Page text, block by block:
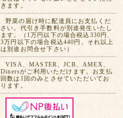
きます。
野菜の届け時に配達員にお支払くだ
さい。代引き手数料が別途発生いたし
ます。（1万円以下の場合税込330円、
3万円以下の場合税込440円。それ以上
は別途お問合せ下さい）
VISA、MASTER、JCB、AMEX、
Dinersがご利用いただけます。お支払
回数は1回のみとさせていただいてお
ります。